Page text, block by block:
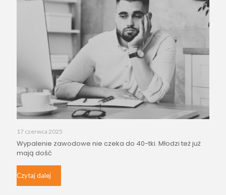
17 czerwca 2025
Wypalenie zawodowe nie czeka do 40-tki. Młodzi też już
mają dość
Czytaj dalej